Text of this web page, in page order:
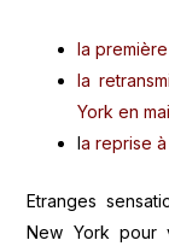
la
la
York en
la reprise
Etranges
New York pour